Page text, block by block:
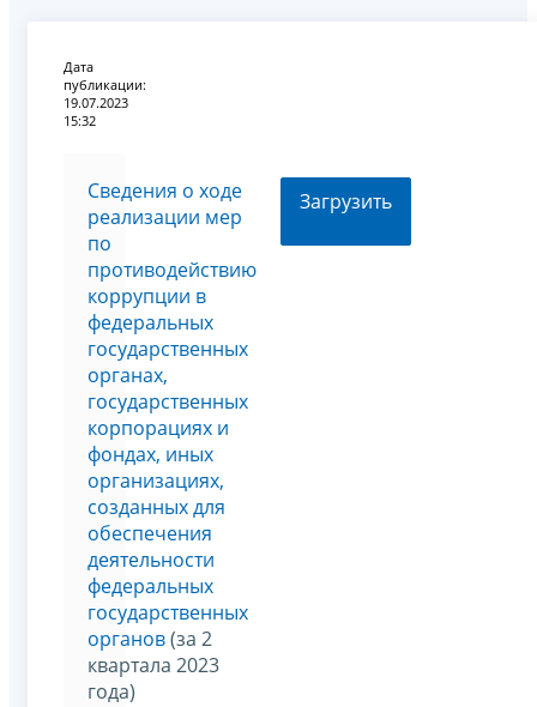
Дата
публикации:
19.07.2023
15:32
Сведения о ходе
реализации мер
по
противодействию
коррупции в
федеральных
государственных
органах,
государственных
корпорациях и
фондах, иных
организациях,
созданных для
обеспечения
деятельности
федеральных
государственных
органов(за 2
квартала 2023
года)
Загрузить